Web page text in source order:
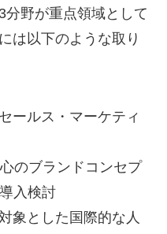
分野が重点領域として
は以下のような取り
ールス・マーケティ
のブランドコンセプ
入検討
象とした国際的な人